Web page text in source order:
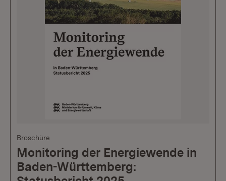
Broschüre
Monitoring der Energiewende in
Baden-Württemberg: